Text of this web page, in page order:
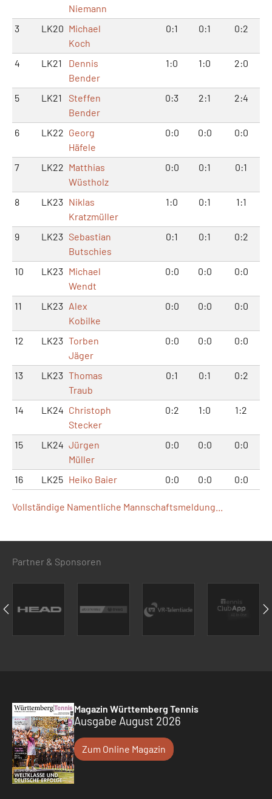
Niemann
3 LK20 Michael
Koch
0:1 0:1 0:2
4 LK21
Dennis
Bender
1:0 1:0 2:0
5 LK21
Steffen
Bender
0:3 2:1 2:4
6 LK22 Georg
Häfele
0:0 0:0 0:0
7 LK22 Matthias
Wüstholz
0:0 0:1 0:1
8 LK23 Niklas
Kratzmüller
1:0 0:1 1:1
9 LK23 Sebastian
Butschies
0:1 0:1 0:2
10 LK23 Michael
Wendt
0:0 0:0 0:0
11 LK23 Alex
Kobilke
0:0 0:0 0:0
12 LK23 Torben
Jäger
0:0 0:0 0:0
13 LK23 Thomas
Traub
0:1 0:1 0:2
14 LK24 Christoph
Stecker
0:2 1:0 1:2
15 LK24 Jürgen
Müller
0:0 0:0 0:0
16 LK25 Heiko Baier 0:0 0:0 0:0
Vollständige Namentliche Mannschaftsmeldung...
Partner & Sponsoren
Magazin Württemberg Tennis
Ausgabe August 2026
Zum Online Magazin